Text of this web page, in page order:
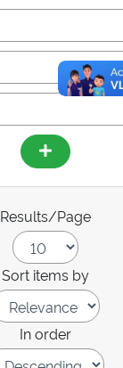
Results/Page
Sort items by
In order